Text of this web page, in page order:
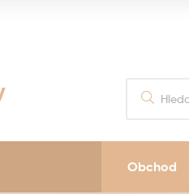
Obchod